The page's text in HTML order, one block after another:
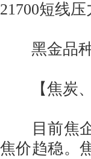
21700短线
黑金品
【焦炭、
目前焦企
焦价趋稳。